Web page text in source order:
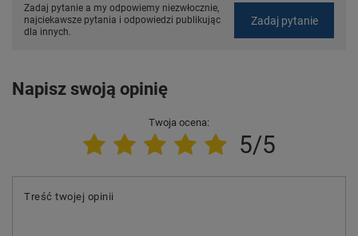
Zadaj pytanie a my odpowiemy niezwłocznie,
najciekawsze pytania i odpowiedzi publikując
dla innych.
Zadaj pytanie
Napisz swoją opinię
Twoja ocena:
5/5
Treść twojej opinii